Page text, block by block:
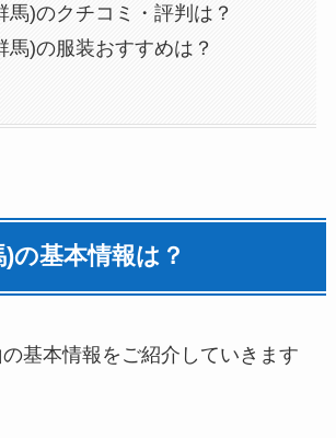
馬)のクチコミ・評判は？
馬)の服装おすすめは？
の基本情報は？
基本情報をご紹介していきます